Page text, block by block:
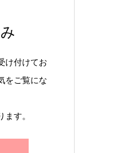
け付けてお
をご覧にな
す。